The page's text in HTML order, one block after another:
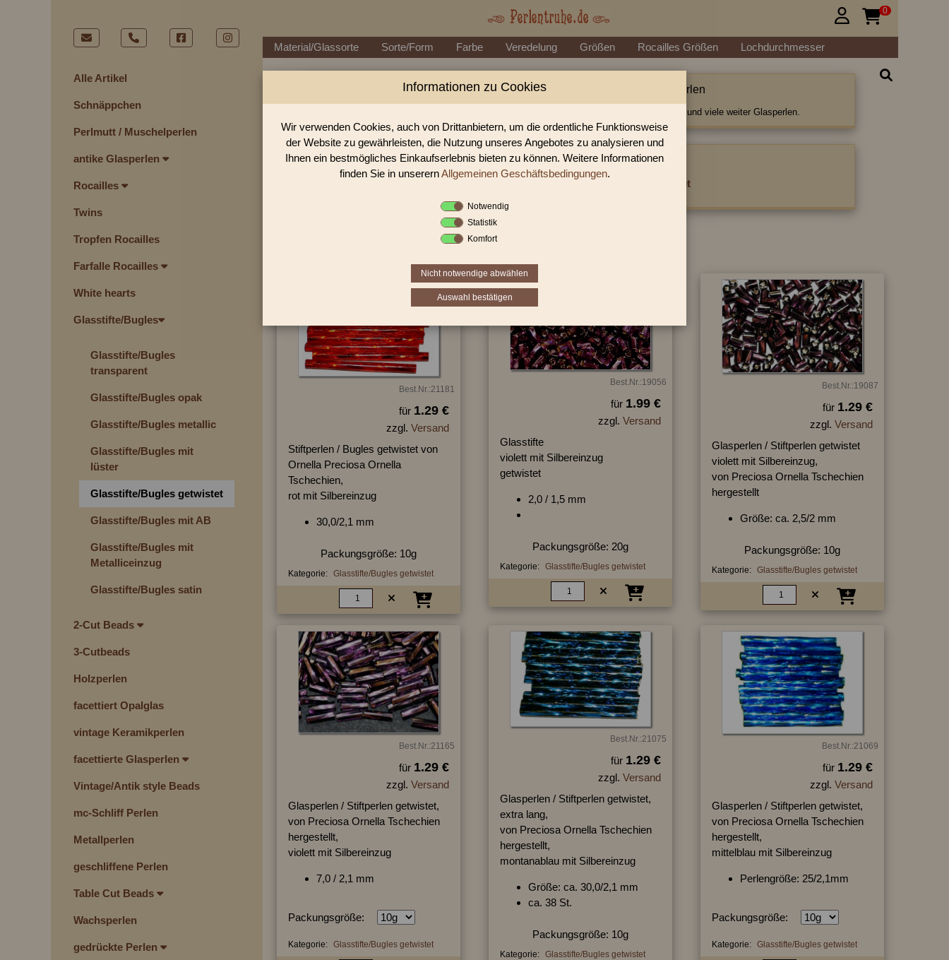
Alle Artikel
Schnäppchen
Perlmutt / Muschelperlen
antike Glasperlen
Rocailles
Twins
Tropfen Rocailles
Farfalle Rocailles
White hearts
Glasstifte/Bugles
Glasstifte/Bugles
transparent
Glasstifte/Bugles opak
Glasstifte/Bugles metallic
Glasstifte/Bugles mit
lüster
Glasstifte/Bugles getwistet
Glasstifte/Bugles mit AB
Glasstifte/Bugles mit
Metalliceinzug
Glasstifte/Bugles satin
2-Cut Beads
3-Cutbeads
Holzperlen
facettiert Opalglas
vintage Keramikperlen
facettierte Glasperlen
Vintage/Antik style Beads
mc-Schliff Perlen
Metallperlen
geschliffene Perlen
Table Cut Beads
Wachsperlen
gedrückte Perlen
 0
Material/Glassorte Sorte/Form Farbe Veredelung Größen Rocailles Größen Lochdurchmesser
Perlen Shop für Glasstifte/Bugles getwistet Perlen
In unserem Perlen Shop finden sie zahlreich Glasstifte/Bugles getwistet Perlen und viele weiter Glasperlen.
Sie befinden sich in folgender Kategorie:
Glasstifte/Bugles getwistet
Best.Nr.:21181
für 1.29 €
zzgl. Versand
Stiftperlen / Bugles getwistet von
Ornella Preciosa Ornella
Tschechien,
rot mit Silbereinzug
30,0/2,1 mm
Packungsgröße: 10g
Kategorie: Glasstifte/Bugles getwistet
Best.Nr.:19056
für 1.99 €
zzgl. Versand
Glasstifte
violett mit Silbereinzug
getwistet
2,0 / 1,5 mm
Packungsgröße: 20g
Kategorie: Glasstifte/Bugles getwistet
Best.Nr.:19087
für 1.29 €
zzgl. Versand
Glasperlen / Stiftperlen getwistet
violett mit Silbereinzug,
von Preciosa Ornella Tschechien
hergestellt
Größe: ca. 2,5/2 mm
Packungsgröße: 10g
Kategorie: Glasstifte/Bugles getwistet
Best.Nr.:21165
für 1.29 €
zzgl. Versand
Glasperlen / Stiftperlen getwistet,
von Preciosa Ornella Tschechien
hergestellt,
violett mit Silbereinzug
7,0 / 2,1 mm
Packungsgröße:
Kategorie: Glasstifte/Bugles getwistet
Best.Nr.:21075
für 1.29 €
zzgl. Versand
Glasperlen / Stiftperlen getwistet,
extra lang,
von Preciosa Ornella Tschechien
hergestellt,
montanablau mit Silbereinzug
Größe: ca. 30,0/2,1 mm
ca. 38 St.
Packungsgröße: 10g
Kategorie: Glasstifte/Bugles getwistet
Best.Nr.:21069
für 1.29 €
zzgl. Versand
Glasperlen / Stiftperlen getwistet,
von Preciosa Ornella Tschechien
hergestellt,
mittelblau mit Silbereinzug
Perlengröße: 25/2,1mm
Packungsgröße:
Kategorie: Glasstifte/Bugles getwistet
Informationen zu Cookies
Wir verwenden Cookies, auch von Drittanbietern, um die ordentliche Funktionsweise
der Website zu gewährleisten, die Nutzung unseres Angebotes zu analysieren und
Ihnen ein bestmögliches Einkaufserlebnis bieten zu können. Weitere Informationen
finden Sie in unserernAllgemeinen Geschäftsbedingungen.
Notwendig
Statistik
Komfort
Nicht notwendige abwählen
Auswahl bestätigen